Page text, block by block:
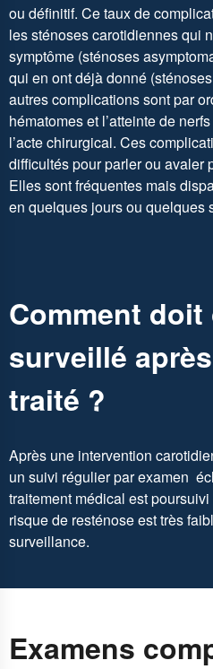
ou définitif. Ce taux de
les sténoses carotidiennes qui
symptôme (sténoses
qui en ont déjà donné
autres complications sont par
hématomes et l’atteinte de
l’acte chirurgical. Ces
difficultés pour parler ou avaler
Elles sont fréquentes mais
en quelques jours ou quelques
Comment doit
surveillé
traité ?
Après une intervention
un suivi régulier par examen
traitement médical est
risque de resténose est très
surveillance.
Examens